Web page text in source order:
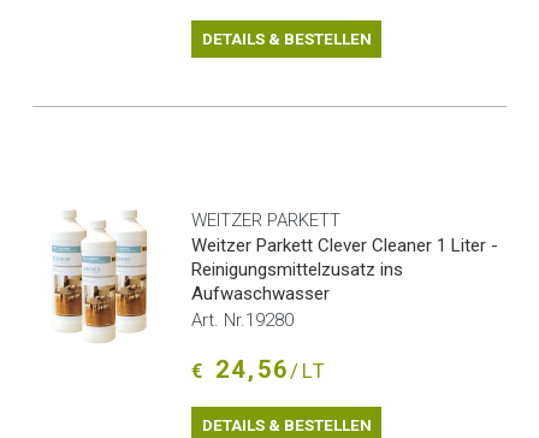
DETAILS & BESTELLEN
WEITZER PARKETT
Weitzer Parkett Clever Cleaner 1 Liter -
Reinigungsmittelzusatz ins
Aufwaschwasser
Art. Nr.19280
€ 24,56/LT
DETAILS & BESTELLEN